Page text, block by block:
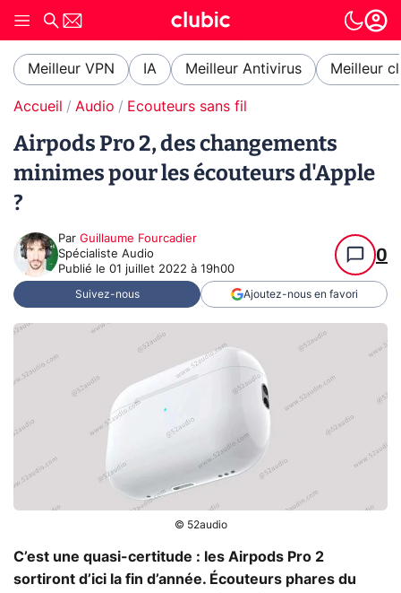
Meilleur VPN IA Meilleur Antivirus Meilleur
Accueil Audio Ecouteurs sans fil
Airpods Pro 2, des changements
minimes pour les écouteurs d'Apple
?
Par Guillaume Fourcadier
Spécialiste Audio
Publié le 01 juillet 2022 à 19h00
0
Suivez-nous Ajoutez-nous en favori
© 52audio
C’est une quasi-certitude : les Airpods Pro 2
sortiront d’ici la fin d’année. Écouteurs phares du